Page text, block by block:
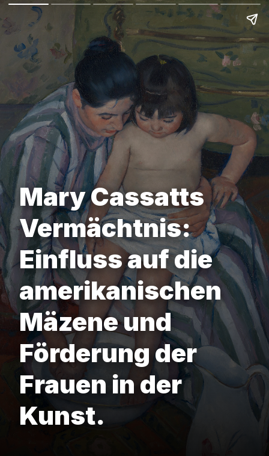
Mary Cassatts
Vermächtnis:
Einfluss auf die
amerikanischen
Mäzene und
Förderung der
Frauen in der
Kunst.